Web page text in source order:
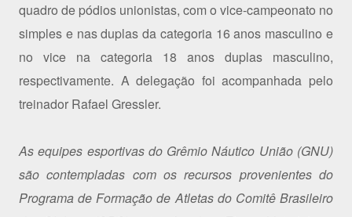
quadro de pódios unionistas, com o vice-campeonato no
simples e nas duplas da categoria 16 anos masculino e
no vice na categoria 18 anos duplas masculino,
respectivamente. A delegação foi acompanhada pelo
treinador Rafael Gressler.
As equipes esportivas do Grêmio Náutico União (GNU)
são contempladas com os recursos provenientes do
Programa de Formação de Atletas do Comitê Brasileiro